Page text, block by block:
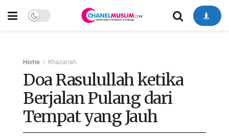
Home Khazanah
Doa Rasulullah ketika
Berjalan Pulang dari
Tempat yang Jauh